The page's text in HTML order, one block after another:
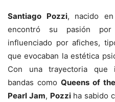
Santiago Pozzi, nacido
encontró su pasión
influenciado por afiches,
que evocaban la estética
Con una trayectoria que
bandas como Queens of
Pearl Jam, Pozziha sabido